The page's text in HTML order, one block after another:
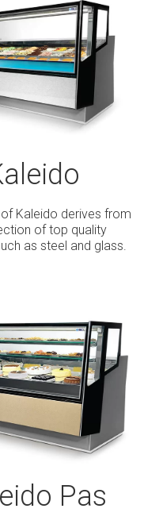
Kaleido derives from
of top quality
as steel and glass.
Pas